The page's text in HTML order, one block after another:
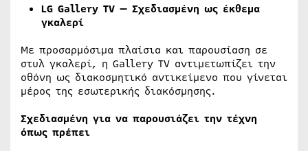
LG Gallery TV — Σχεδιασμένη ως έκθεμα
γκαλερί
Με προσαρμόσιμα πλαίσια και παρουσίαση σε
στυλ γκαλερί, η Gallery TV αντιμετωπίζει την
οθόνη ως διακοσμητικό αντικείμενο που γίνεται
μέρος της εσωτερικής διακόσμησης.
Σχεδιασμένη για να παρουσιάζει την τέχνη
όπως πρέπει